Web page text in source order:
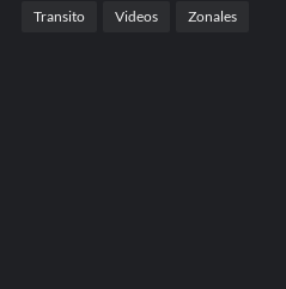
Transito Videos Zonales